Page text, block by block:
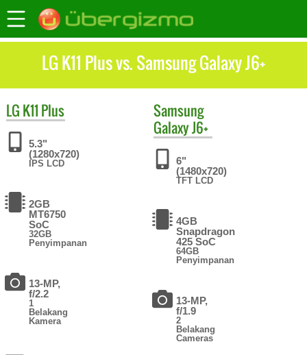
LG K11 Plus vs. Samsung Galaxy J6+
LG K11 Plus
5.3"
(1280x720)
IPS LCD
2GB
MT6750
SoC
32GB
Penyimpanan
13-MP,
f/2.2
1
Belakang
Kamera
Samsung
Galaxy J6+
6"
(1480x720)
TFT LCD
4GB
Snapdragon
425 SoC
64GB
Penyimpanan
13-MP,
f/1.9
2
Belakang
Cameras